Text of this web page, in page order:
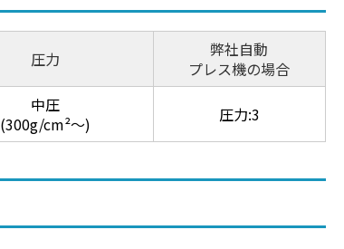
圧力
弊社自動
プレス機の場合
中圧
(300g/cm²～)
圧力:3